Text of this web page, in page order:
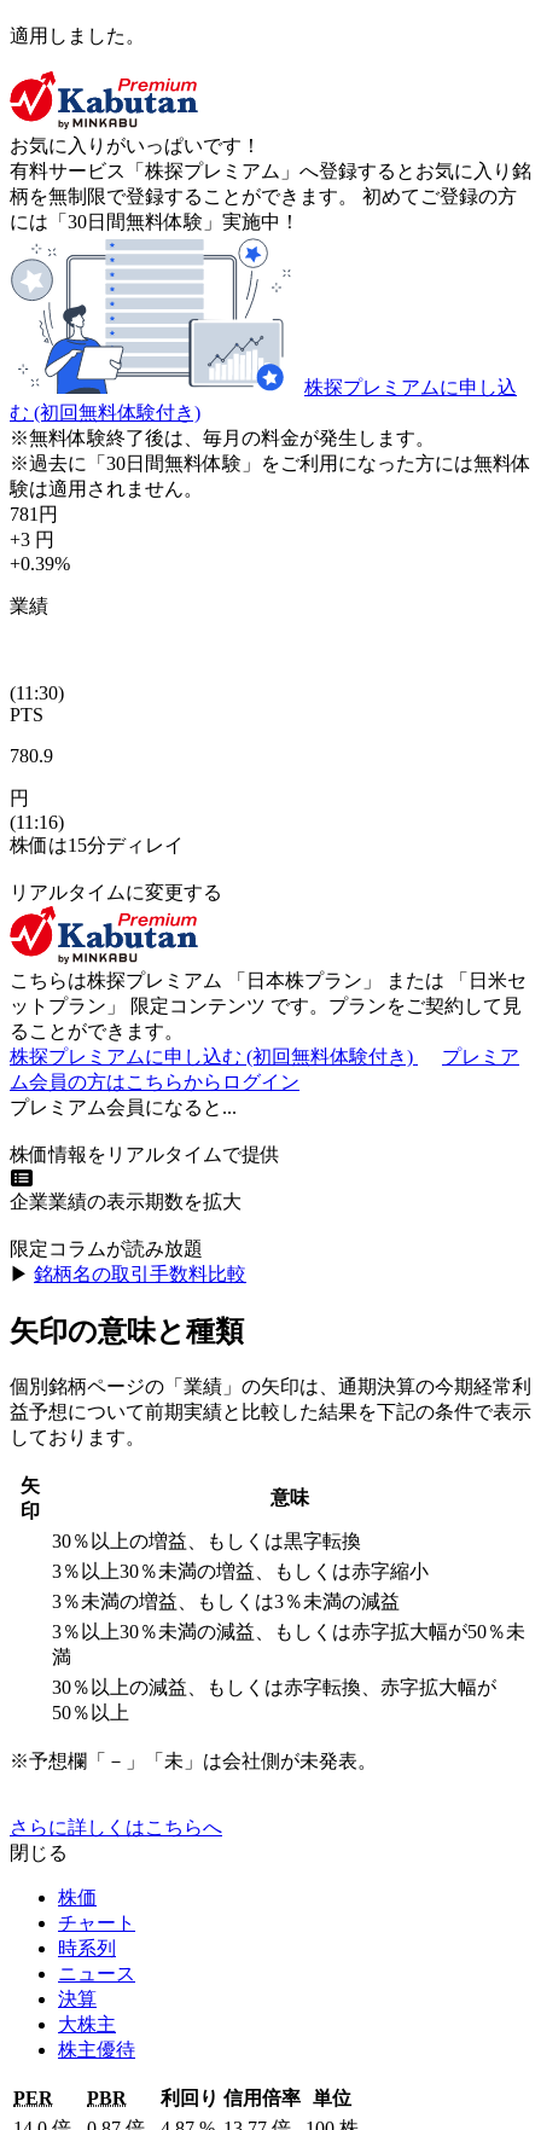
適用しました。
お気に入りがいっぱいです！
有料サービス「株探プレミアム」へ登録するとお気に入り銘
柄を無制限で登録することができます。 初めてご登録の方
には「30日間無料体験」実施中！
株探プレミアムに申し込
む (初回無料体験付き)
※無料体験終了後は、毎月の料金が発生します。
※過去に「30日間無料体験」をご利用になった方には無料体
験は適用されません。
781 円
+3 円
+0.39%
業績
(11:30)
PTS
780.9
円
(11:16)
株価は15分ディレイ
リアルタイムに変更する
こちらは株探プレミアム 「 日本株プラン 」 または 「 日米セ
ットプラン 」 限定コンテンツ です。プランをご契約して見
ることができます。
株探プレミアムに申し込む (初回無料体験付き)
プレミア
ム会員の方はこちらからログイン
プレミアム会員になると...
株価情報をリアルタイムで提供
企業業績の表示期数を拡大
限定コラムが読み放題
▶︎ 銘柄名の取引手数料比較
矢印の意味と種類
個別銘柄ページの「業績」の矢印は、通期決算の今期経常利
益予想について前期実績と比較した結果を下記の条件で表示
しております。
矢
印
意味
30％以上の増益、もしくは黒字転換
3％以上30％未満の増益、もしくは赤字縮小
3％未満の増益、もしくは3％未満の減益
3％以上30％未満の減益、もしくは赤字拡大幅が50％未
満
30％以上の減益、もしくは赤字転換、赤字拡大幅が
50％以上
※予想欄「－」「未」は会社側が未発表。
さらに詳しくはこちらへ
閉じる
株価
チャート
時系列
ニュース
決算
大株主
株主優待
PER PBR 利回り 信用倍率 単位